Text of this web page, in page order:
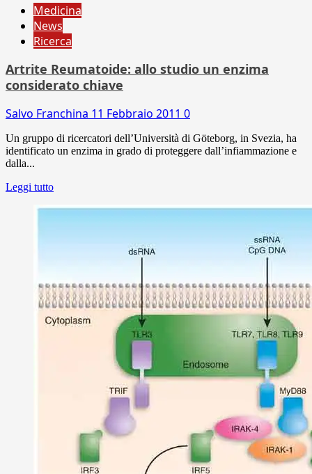
Medicina
News
Ricerca
Artrite Reumatoide: allo studio un enzima
considerato chiave
Salvo Franchina 11 Febbraio 2011 0
Un gruppo di ricercatori dell’Università di Göteborg, in Svezia, ha
identificato un enzima in grado di proteggere dall’infiammazione e
dalla...
Leggi tutto